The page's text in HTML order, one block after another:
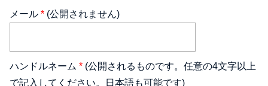
メール * (公開されません)
ハンドルネーム * (公開されるものです。任意の4文字以上
で記入してください。日本語も可能です)